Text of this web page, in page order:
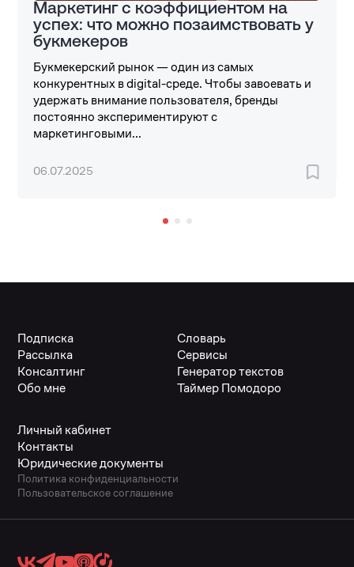
Маркетинг с коэффициентом на
успех: что можно позаимствовать у
букмекеров
Букмекерский рынок — один из самых
конкурентных в digital-среде. Чтобы завоевать и
удержать внимание пользователя, бренды
постоянно экспериментируют с
маркетинговыми...
06.07.2025
Подписка
Рассылка
Консалтинг
Обо мне
Словарь
Сервисы
Генератор текстов
Таймер Помодоро
Личный кабинет
Контакты
Юридические документы
Политика конфиденциальности
Пользовательское соглашение